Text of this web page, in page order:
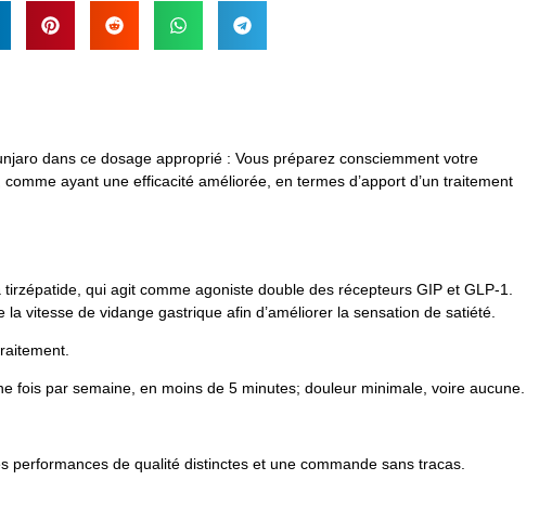
dans ce dosage approprié : Vous préparez consciemment votre
ayant une efficacité améliorée, en termes d’apport d’un traitement
qui agit comme agoniste double des récepteurs GIP et GLP-1.
vitesse de vidange gastrique afin d’améliorer la sensation de satiété.
fois par semaine, en moins de 5 minutes; douleur minimale, voire aucune.
de qualité distinctes et une commande sans tracas.